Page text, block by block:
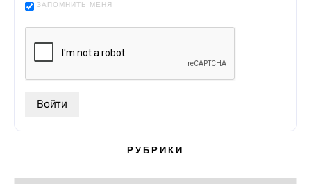
ЗАПОМНИТЬ МЕНЯ
РУБРИКИ